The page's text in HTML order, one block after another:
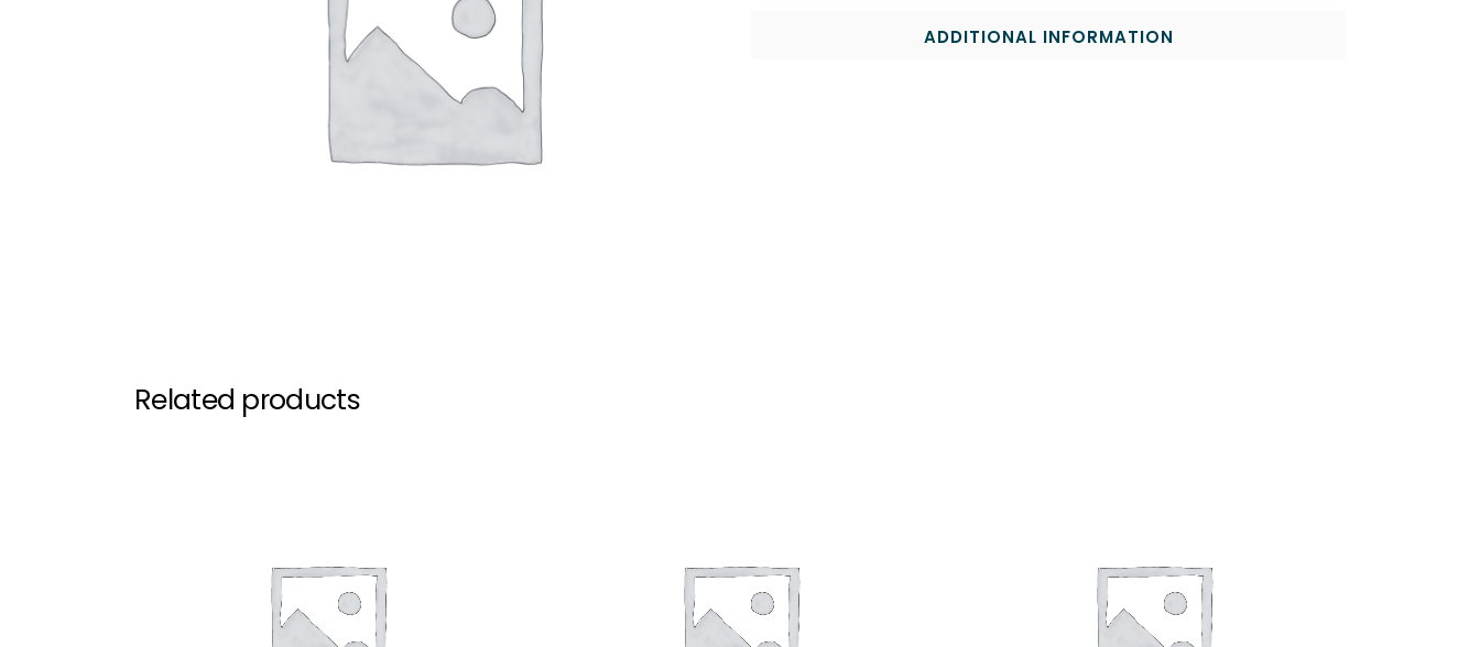
ADDITIONAL INFORMATION
Related products